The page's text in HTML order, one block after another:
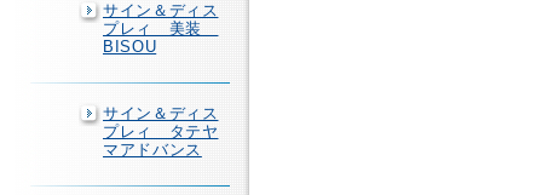
サイン＆ディス
プレィ 美装
BISOU
サイン＆ディス
プレィ タテヤ
マアドバンス